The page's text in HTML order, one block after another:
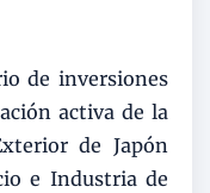
de inversiones
activa de la
de Japón
e Industria de